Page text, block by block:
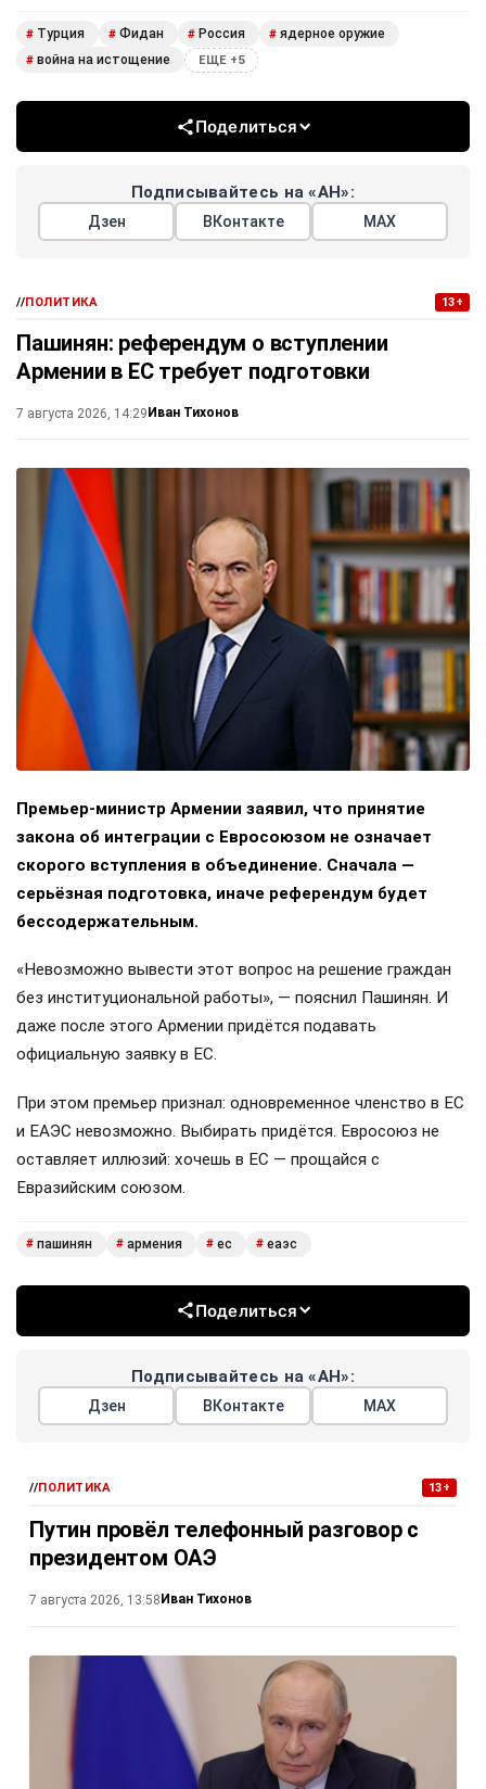
# Турция # Фидан # Россия # ядерное оружие
# война на истощение ЕЩЕ +5
Поделиться
Подписывайтесь на «АН»:
Дзен ВКонтакте МАХ
//ПОЛИТИКА 13+
Пашинян: референдум о вступлении
Армении в ЕС требует подготовки
7 августа 2026, 14:29 Иван Тихонов
Премьер-министр Армении заявил, что принятие
закона об интеграции с Евросоюзом не означает
скорого вступления в объединение. Сначала —
серьёзная подготовка, иначе референдум будет
бессодержательным.
«Невозможно вывести этот вопрос на решение граждан
без институциональной работы», — пояснил Пашинян. И
даже после этого Армении придётся подавать
официальную заявку в ЕС.
При этом премьер признал: одновременное членство в ЕС
и ЕАЭС невозможно. Выбирать придётся. Евросоюз не
оставляет иллюзий: хочешь в ЕС — прощайся с
Евразийским союзом.
# пашинян # армения # ес # еаэс
Поделиться
Подписывайтесь на «АН»:
Дзен ВКонтакте МАХ
//ПОЛИТИКА 13+
Путин провёл телефонный разговор с
президентом ОАЭ
7 августа 2026, 13:58 Иван Тихонов